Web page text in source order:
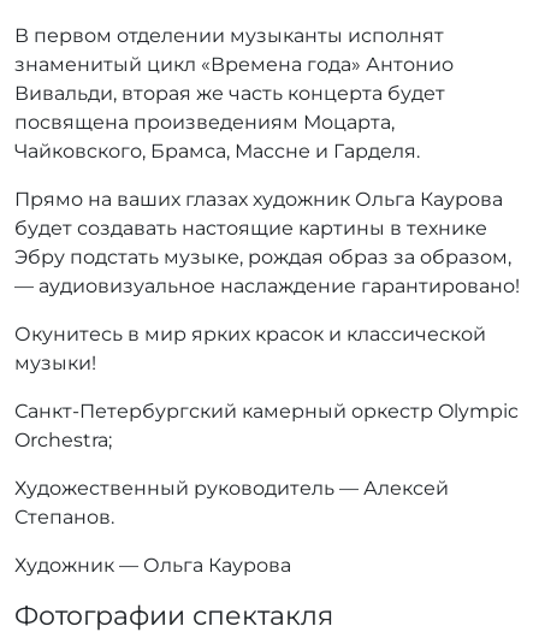
В первом отделении музыканты исполнят
знаменитый цикл «Времена года» Антонио
Вивальди, вторая же часть концерта будет
посвящена произведениям Моцарта,
Чайковского, Брамса, Массне и Гарделя.
Прямо на ваших глазах художник Ольга Каурова
будет создавать настоящие картины в технике
Эбру подстать музыке, рождая образ за образом,
— аудиовизуальное наслаждение гарантировано!
Окунитесь в мир ярких красок и классической
музыки!
Санкт-Петербургский камерный оркестр Olympic
Orchestra;
Художественный руководитель — Алексей
Степанов.
Художник — Ольга Каурова
Фотографии спектакля